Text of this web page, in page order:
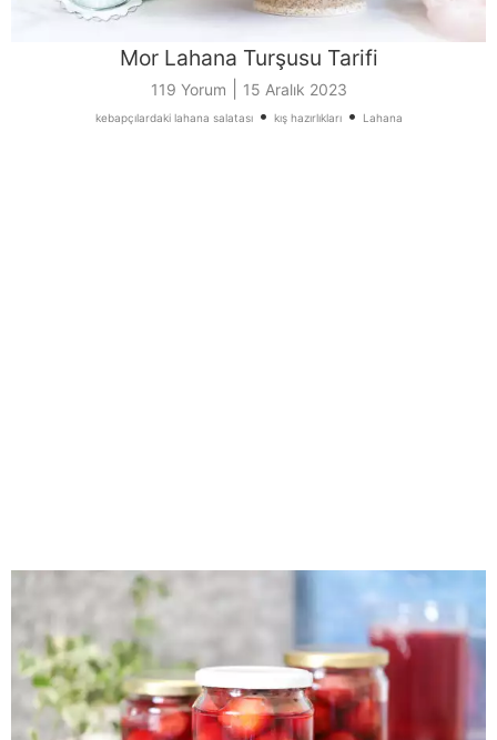
Mor Lahana Turşusu Tarifi
119 Yorum 15 Aralık 2023
kebapçılardaki lahana salatası• kış hazırlıkları• Lahana